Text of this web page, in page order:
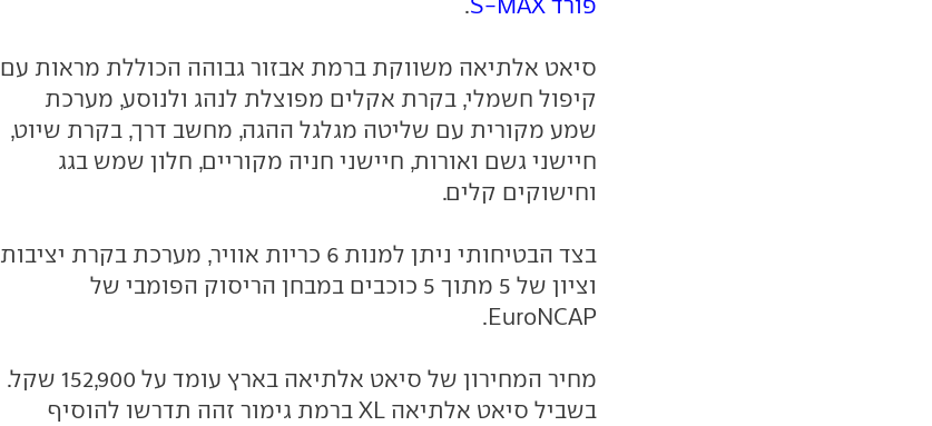
סיאט אלתיאה משווקת ברמת אבזור גבוהה הכוללת מראות עם
קיפול חשמלי, בקרת אקלים מפוצלת לנהג ולנוסע, מערכת
שמע מקורית עם שליטה מגלגל ההגה, מחשב דרך, בקרת שיוט,
חיישני גשם ואורות, חיישני חניה מקוריים, חלון שמש בגג
וחישוקים קלים.
בצד הבטיחותי ניתן למנות 6 כריות אוויר, מערכת בקרת יציבות
וציון של 5 מתוך 5 כוכבים במבחן הריסוק הפומבי של
EuroNCAP.
מחיר המחירון של סיאט אלתיאה בארץ עומד על 152,900 שקל.
בשביל סיאט אלתיאה XL ברמת גימור זהה תדרשו להוסיף